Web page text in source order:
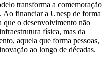
transforma a comemoração
Ao financiar a Unesp de forma
que o desenvolvimento não
física, mas da
aquela que forma pessoas,
ao longo de décadas.